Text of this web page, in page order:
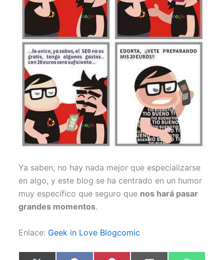
Ya saben, no hay nada mejor que especializarse
en algo, y este blog se ha centrado en un humor
muy específico que seguro que nos hará pasar
grandes momentos.
Enlace: Geek in Love Blogcomic